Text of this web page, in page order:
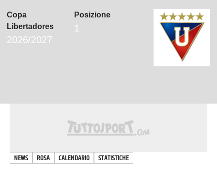
Copa
Libertadores
2026/2027
Posizione
1
NEWS ROSA CALENDARIO STATISTICHE